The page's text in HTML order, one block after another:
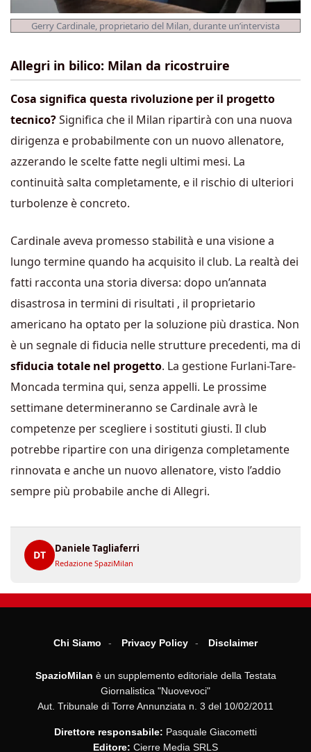
Gerry Cardinale, proprietario del Milan, durante un’intervista
Allegri in bilico: Milan da ricostruire
Cosa significa questa rivoluzione per il progetto
tecnico?Significa che il Milan ripartirà con una nuova
dirigenza e probabilmente con un nuovo allenatore,
azzerando le scelte fatte negli ultimi mesi. La
continuità salta completamente, e il rischio di ulteriori
turbolenze è concreto.
Cardinale aveva promesso stabilità e una visione a
lungo termine quando ha acquisito il club. La realtà dei
fatti racconta una storia diversa: dopo un’annata
disastrosa in termini di risultati , il proprietario
americano ha optato per la soluzione più drastica. Non
è un segnale di fiducia nelle strutture precedenti, ma di
sfiducia totale nel progetto. La gestione Furlani-Tare-
Moncada termina qui, senza appelli. Le prossime
settimane determineranno se Cardinale avrà le
competenze per scegliere i sostituti giusti. Il club
potrebbe ripartire con una dirigenza completamente
rinnovata e anche un nuovo allenatore, visto l’addio
sempre più probabile anche di Allegri.
DT
Daniele Tagliaferri
Redazione SpaziMilan
Chi Siamo Privacy Policy Disclaimer
SpazioMilan è un supplemento editoriale della Testata
Giornalistica "Nuovevoci"
Aut. Tribunale di Torre Annunziata n. 3 del 10/02/2011
Direttore responsabile: Pasquale Giacometti
Editore: Cierre Media SRLS